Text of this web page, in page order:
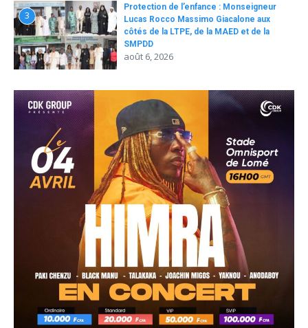
3
Protection de l’enfance : Monseigneur
Lucas Rocco Massimo Giacalone aux
côtés de la LTPE, de la MAED et de la
SMPDD
août 6, 2026